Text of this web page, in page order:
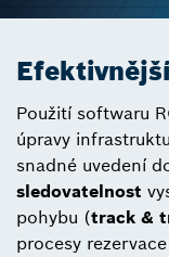
Použití softwaru
úpravy
snadné uvedení
sledovatelnost
pohybu (track &
procesy